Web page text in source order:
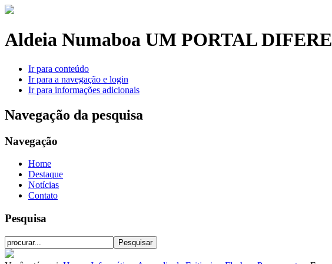
Aldeia Numaboa UM PORTAL
Ir para conteúdo
Ir para a navegação e login
Ir para informações adicionais
Navegação da pesquisa
Navegação
Home
Destaque
Notícias
Contato
Pesquisa